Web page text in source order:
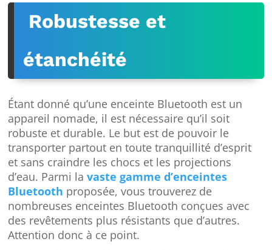
Robustesse et
étanchéité
Étant donné qu’une enceinte Bluetooth est un
appareil nomade, il est nécessaire qu’il soit
robuste et durable. Le but est de pouvoir le
transporter partout en toute tranquillité d’esprit
et sans craindre les chocs et les projections
d’eau. Parmi lavaste gamme d’enceintes
Bluetooth proposée, vous trouverez de
nombreuses enceintes Bluetooth conçues avec
des revêtements plus résistants que d’autres.
Attention donc à ce point.